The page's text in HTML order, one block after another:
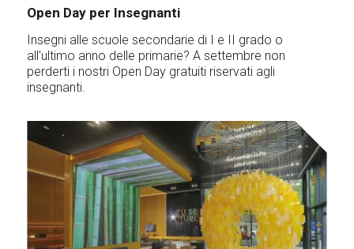
Open Day per Insegnanti
Insegni alle scuole secondarie di I e II grado o
all'ultimo anno delle primarie? A settembre non
perderti i nostri Open Day gratuiti riservati agli
insegnanti.